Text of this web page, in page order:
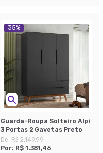
35%
Guarda-Roupa Solteiro Alpi
3 Portas 2 Gavetas Preto
De:R$ 2.149,99
Por: R$ 1.381,46